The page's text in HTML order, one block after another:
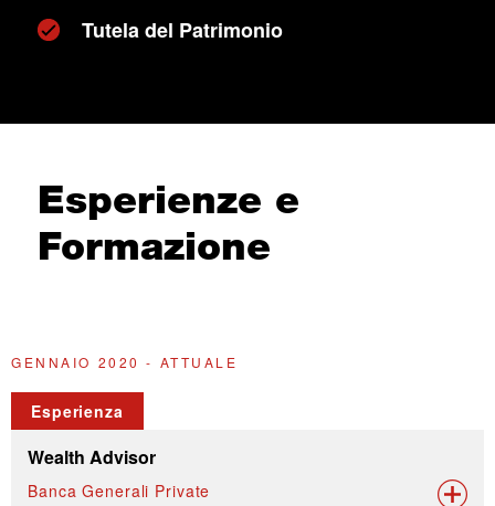
Tutela del Patrimonio
Esperienze e
Formazione
GENNAIO 2020 - ATTUALE
Esperienza
Wealth Advisor
Banca Generali Private